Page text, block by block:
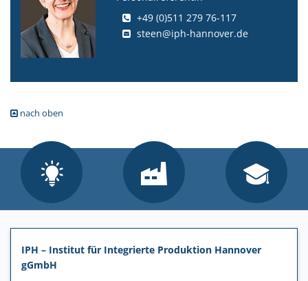
+49 (0)511 279 76-117
steen@iph-hannover.de
nach oben
IPH – Institut für Integrierte Produktion Hannover
gGmbH